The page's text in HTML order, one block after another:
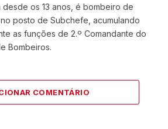
desde os 13 anos, é bombeiro de
posto de Subchefe, acumulando
as funções de 2.º Comandante do
Bombeiros.
COMENTÁRIO